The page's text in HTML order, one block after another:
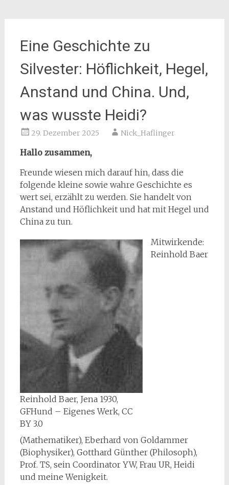
Eine Geschichte zu
Silvester: Höflichkeit, Hegel,
Anstand und China. Und,
was wusste Heidi?
29. Dezember 2025 Nick_Haflinger
Hallo zusammen,
Freunde wiesen mich darauf hin, dass die
folgende kleine sowie wahre Geschichte es
wert sei, erzählt zu werden. Sie handelt von
Anstand und Höflichkeit und hat mit Hegel und
China zu tun.
Reinhold Baer, Jena 1930,
GFHund – Eigenes Werk, CC
BY 3.0
Mitwirkende:
Reinhold Baer
(Mathematiker), Eberhard von Goldammer
(Biophysiker), Gotthard Günther (Philosoph),
Prof. TS, sein Coordinator YW, Frau UR, Heidi
und meine Wenigkeit.